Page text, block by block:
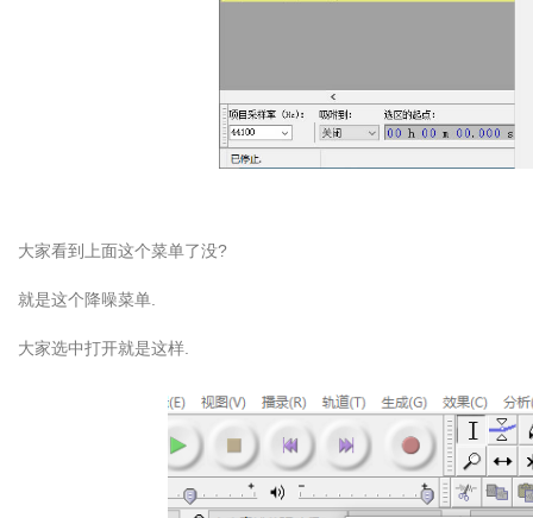
大家看到上面这个菜单了没?
就是这个降噪菜单.
大家选中打开就是这样.